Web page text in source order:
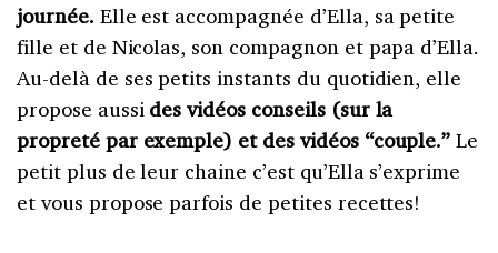
journée. Elle est accompagnée d’Ella, sa petite
fille et de Nicolas, son compagnon et papa d’Ella.
Au-delà de ses petits instants du quotidien, elle
propose aussi des vidéos conseils (sur la
propreté par exemple) et des vidéos “couple.” Le
petit plus de leur chaine c’est qu’Ella s’exprime
et vous propose parfois de petites recettes!